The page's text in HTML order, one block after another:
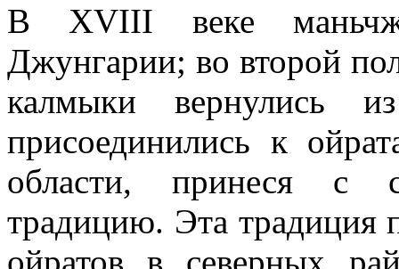
В XVIII веке
Джунгарии; во второй
калмыки вернулись
присоединились к
области, принеся с
традицию. Эта традиция